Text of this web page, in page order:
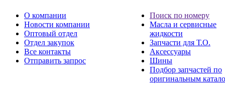
О компании
Новости компании
Оптовый отдел
Отдел закупок
Все контакты
Отправить запрос
Поиск по номеру
Масла и сервисные
жидкости
Запчасти для Т.О.
Аксессуары
Шины
Подбор запчастей по
оригинальным